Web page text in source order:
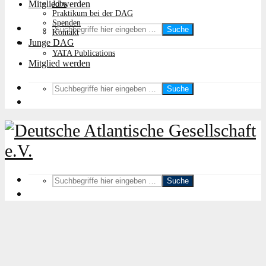
Mitglied werden
Suche
Jobs
Praktikum bei der DAG
Spenden
Kontakt
Junge DAG
YATA Publications
Mitglied werden
Suche
Suche